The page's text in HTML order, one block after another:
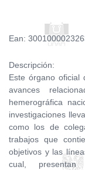
Ean:
Descripción:
Este órgano oficial
avances
hemerográfica
investigaciones
como los de
trabajos que
objetivos y las
cual, presentan